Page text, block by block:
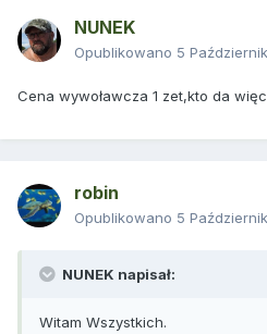
NUNEK
Opublikowano 5
Cena wywoławcza 1 zet,kto da
robin
Opublikowano 5
NUNEK napisał:
Witam Wszystkich.